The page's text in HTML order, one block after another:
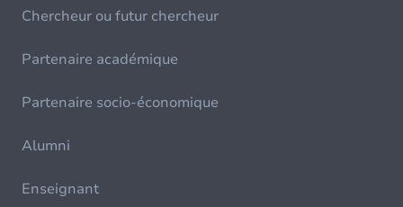
Chercheur ou futur chercheur
Partenaire académique
Partenaire socio-économique
Alumni
Enseignant